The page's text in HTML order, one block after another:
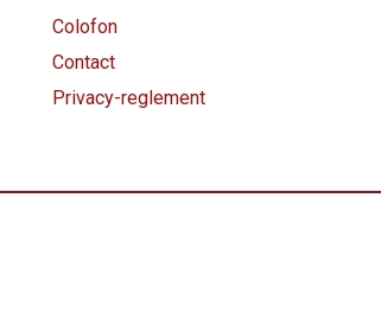
Colofon
Contact
Privacy-reglement